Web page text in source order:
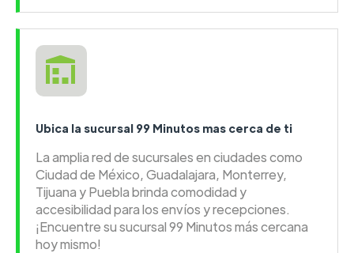
Ubica la sucursal 99 Minutos mas cerca de ti
La amplia red de sucursales en ciudades como
Ciudad de México, Guadalajara, Monterrey,
Tijuana y Puebla brinda comodidad y
accesibilidad para los envíos y recepciones.
¡Encuentre su sucursal 99 Minutos más cercana
hoy mismo!